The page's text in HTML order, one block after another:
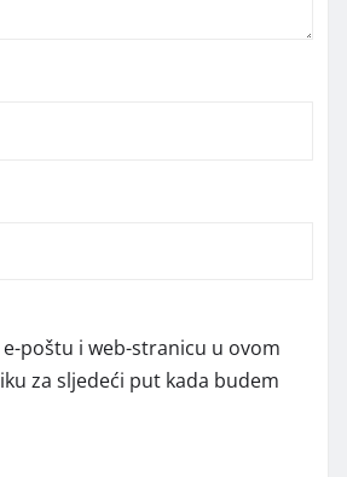
poštu i web-stranicu u ovom
za sljedeći put kada budem